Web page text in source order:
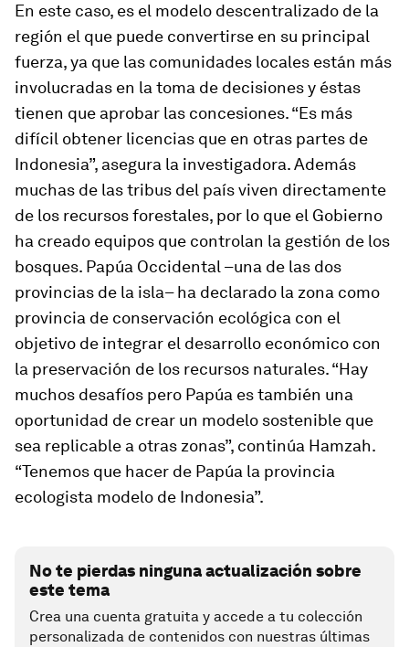
En este caso, es el modelo descentralizado de la
región el que puede convertirse en su principal
fuerza, ya que las comunidades locales están más
involucradas en la toma de decisiones y éstas
tienen que aprobar las concesiones. “Es más
difícil obtener licencias que en otras partes de
Indonesia”, asegura la investigadora. Además
muchas de las tribus del país viven directamente
de los recursos forestales, por lo que el Gobierno
ha creado equipos que controlan la gestión de los
bosques. Papúa Occidental –una de las dos
provincias de la isla– ha declarado la zona como
provincia de conservación ecológica con el
objetivo de integrar el desarrollo económico con
la preservación de los recursos naturales. “Hay
muchos desafíos pero Papúa es también una
oportunidad de crear un modelo sostenible que
sea replicable a otras zonas”, continúa Hamzah.
“Tenemos que hacer de Papúa la provincia
ecologista modelo de Indonesia”.
No te pierdas ninguna actualización sobre
este tema
Crea una cuenta gratuita y accede a tu colección
personalizada de contenidos con nuestras últimas